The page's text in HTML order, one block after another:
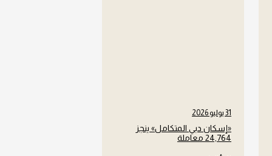
31 يوليو 2026
«إسكان دبي المتكامل» ينجز
24,764 معاملة